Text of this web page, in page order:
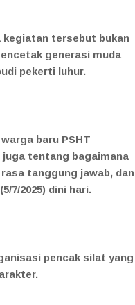
kegiatan tersebut bukan
generasi muda
pekerti luhur.
baru PSHT
juga tentang bagaimana
tanggung jawab, dan
7/2025) dini hari.
pencak silat yang